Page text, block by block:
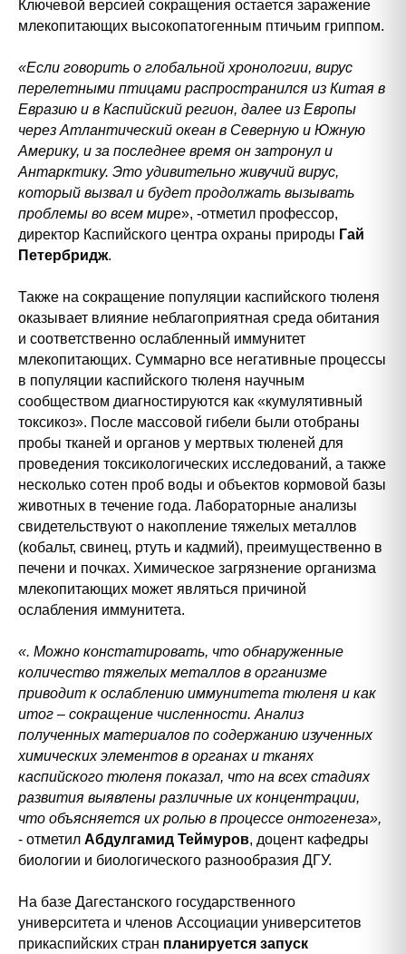
Ключевой версией сокращения остается заражение
млекопитающих высокопатогенным птичьим гриппом.
«Если говорить о глобальной хронологии, вирус
перелетными птицами распространился из Китая в
Евразию и в Каспийский регион, далее из Европы
через Атлантический океан в Северную и Южную
Америку, и за последнее время он затронул и
Антарктику. Это удивительно живучий вирус,
который вызвал и будет продолжать вызывать
проблемы во всем мире», -отметил профессор,
директор Каспийского центра охраны природы Гай
Петербридж.
Также на сокращение популяции каспийского тюленя
оказывает влияние неблагоприятная среда обитания
и соответственно ослабленный иммунитет
млекопитающих. Суммарно все негативные процессы
в популяции каспийского тюленя научным
сообществом диагностируются как «кумулятивный
токсикоз». После массовой гибели были отобраны
пробы тканей и органов у мертвых тюленей для
проведения токсикологических исследований, а также
несколько сотен проб воды и объектов кормовой базы
животных в течение года. Лабораторные анализы
свидетельствуют о накопление тяжелых металлов
(кобальт, свинец, ртуть и кадмий), преимущественно в
печени и почках. Химическое загрязнение организма
млекопитающих может являться причиной
ослабления иммунитета.
«. Можно констатировать, что обнаруженные
количество тяжелых металлов в организме
приводит к ослаблению иммунитета тюленя и как
итог – сокращение численности. Анализ
полученных материалов по содержанию изученных
химических элементов в органах и тканях
каспийского тюленя показал, что на всех стадиях
развития выявлены различные их концентрации,
что объясняется их ролью в процессе онтогенеза»,
- отметил Абдулгамид Теймуров, доцент кафедры
биологии и биологического разнообразия ДГУ.
На базе Дагестанского государственного
университета и членов Ассоциации университетов
прикаспийских стран планируется запуск